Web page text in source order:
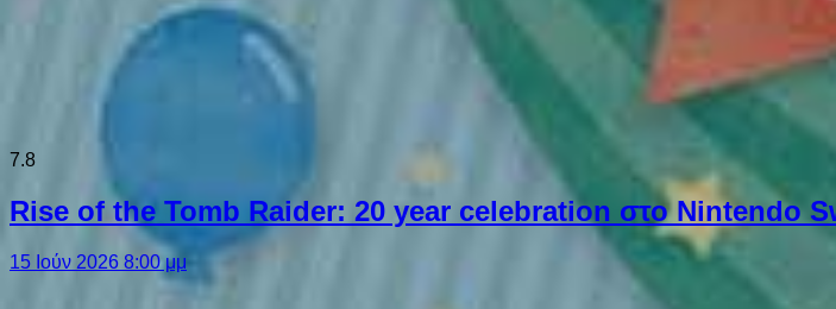
7.8
Rise of the Tomb Raider: 20 year celebration στο Nintendo
15 Ιούν 2026 8:00 μμ